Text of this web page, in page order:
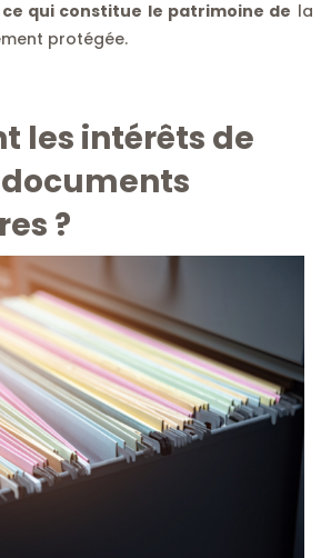
qui constitue le patrimoine de la
protégée.
les intérêts de
?